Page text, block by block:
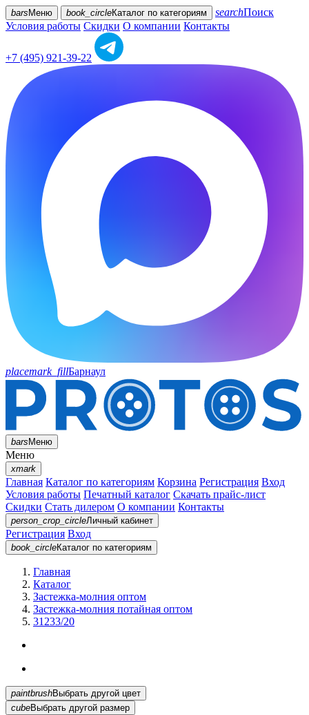
bars Меню book_circleКаталог по категориям searchПоиск
Условия работы Скидки О компании Контакты
+7 (495) 921-39-22
placemark_fillБарнаул
barsМеню
Меню
xmark
Главная Каталог по категориям Корзина Регистрация Вход
Условия работы Печатный каталог Скачать прайс-лист
Скидки Стать дилером О компании Контакты
person_crop_circleЛичный кабинет
Регистрация Вход
book_circleКаталог по категориям
Главная
Каталог
Застежка-молния оптом
Застежка-молния потайная оптом
31233/20
paintbrush
Выбрать другой цвет
cubeВыбрать другой размер